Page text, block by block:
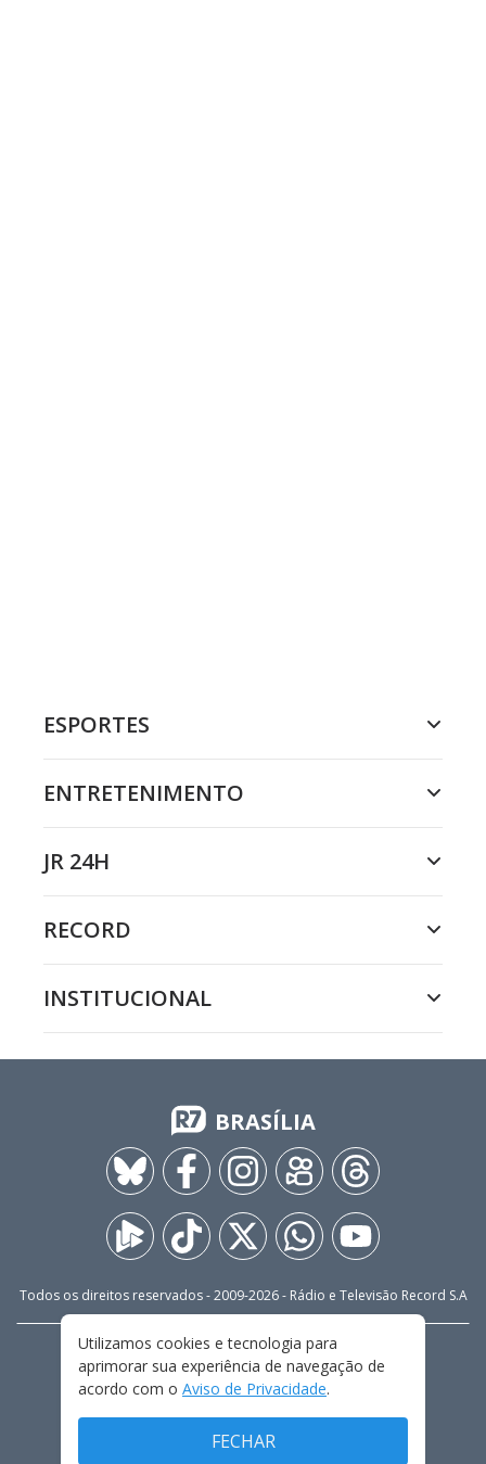
ESPORTES
ENTRETENIMENTO
JR 24H
RECORD
INSTITUCIONAL
BRASÍLIA
Todos os direitos reservados - 2009-2026- Rádio e Televisão Record S.A
FALE CONOSCO
PRIVACIDADE
TERMOS E CONDIÇÕES DE USO
Utilizamos cookies e tecnologia para
aprimorar sua experiência de navegação de
acordo com o Aviso de Privacidade.
FECHAR